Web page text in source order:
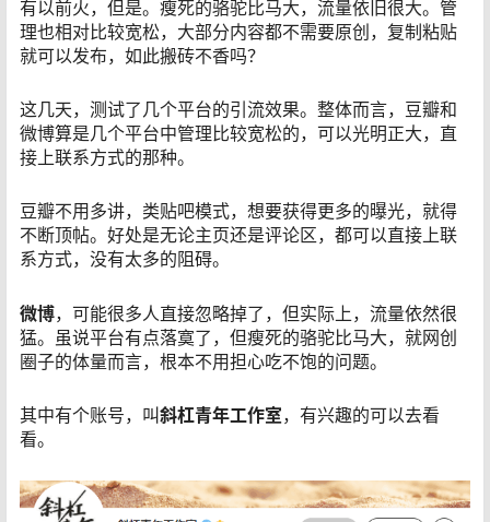
有以前火，但是。瘦死的骆驼比马大，流量依旧很大。管
理也相对比较宽松，大部分内容都不需要原创，复制粘贴
就可以发布，如此搬砖不香吗？
这几天，测试了几个平台的引流效果。整体而言，豆瓣和
微博算是几个平台中管理比较宽松的，可以光明正大，直
接上联系方式的那种。
豆瓣不用多讲，类贴吧模式，想要获得更多的曝光，就得
不断顶帖。好处是无论主页还是评论区，都可以直接上联
系方式，没有太多的阻碍。
微博，可能很多人直接忽略掉了，但实际上，流量依然很
猛。虽说平台有点落寞了，但瘦死的骆驼比马大，就网创
圈子的体量而言，根本不用担心吃不饱的问题。
其中有个账号，叫斜杠青年工作室，有兴趣的可以去看
看。